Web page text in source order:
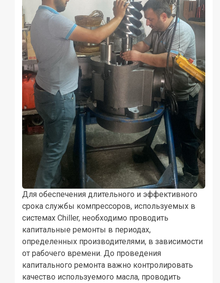
Для обеспечения длительного и эффективного
срока службы компрессоров, используемых в
системах Chiller, необходимо проводить
капитальные ремонты в периодах,
определенных производителями, в зависимости
от рабочего времени. До проведения
капитального ремонта важно контролировать
качество используемого масла, проводить